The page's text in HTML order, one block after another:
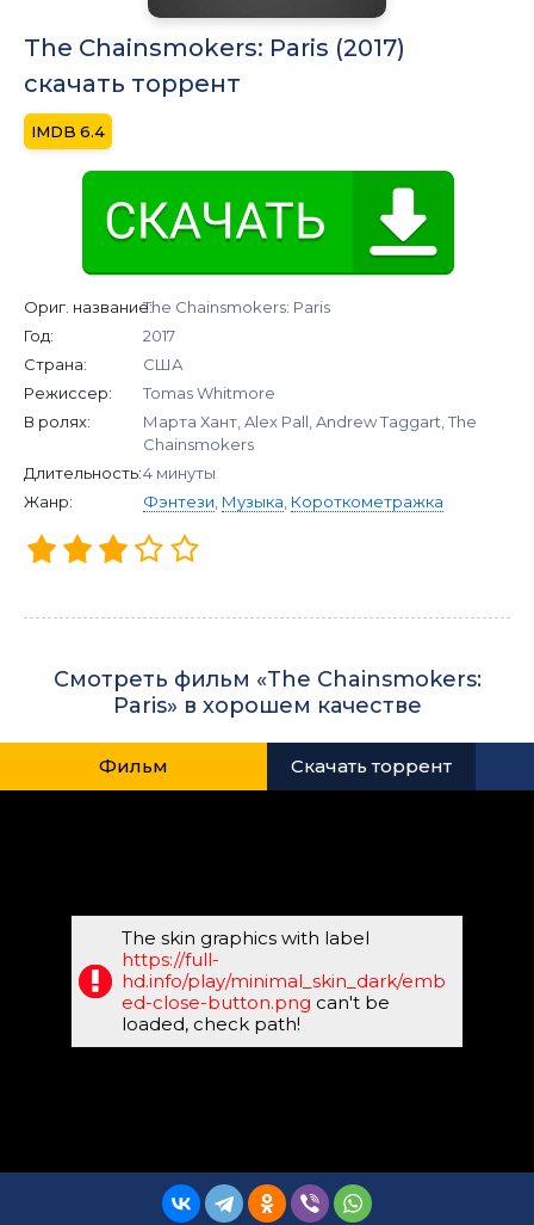
The Chainsmokers: Paris (2017)
скачать торрент
6.4
Ориг. название:The Chainsmokers: Paris
Год:
2017
Страна:
США
Режиссер:
Tomas Whitmore
В ролях:
Марта Хант, Alex Pall, Andrew Taggart, The
Chainsmokers
Длительность:4 минуты
Жанр:
Фэнтези Музыка Короткометражка
Смотреть фильм «The Chainsmokers:
Paris» в хорошем качестве
Фильм Скачать торрент
The skin graphics with label
https://full-
hd.info/play/minimal_skin_dark/emb
ed-close-button.png can't be
loaded, check path!